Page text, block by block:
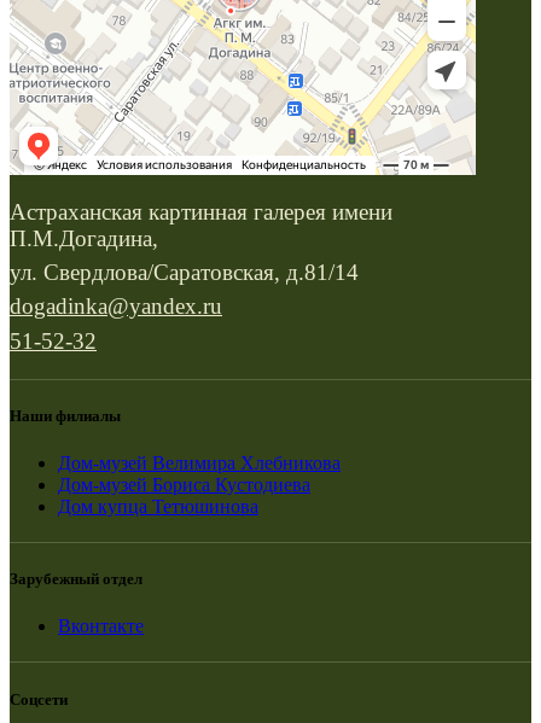
Астраханская картинная галерея имени
П.М.Догадина,
ул. Свердлова/Саратовская, д.81/14
dogadinka@yandex.ru
51-52-32
Наши филиалы
Дом-музей Велимира Хлебникова
Дом-музей Бориса Кустодиева
Дом купца Тетюшинова
Зарубежный отдел
Вконтакте
Соцсети